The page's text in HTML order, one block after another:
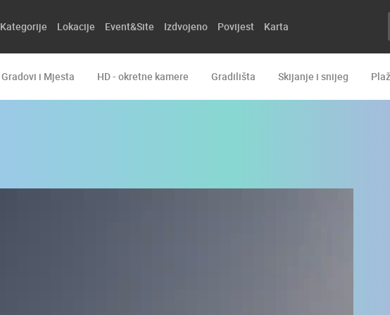
Kategorije Lokacije Event&Site Izdvojeno Povijest Karta
Gradovi i Mjesta HD - okretne kamere Gradilišta Skijanje i snijeg